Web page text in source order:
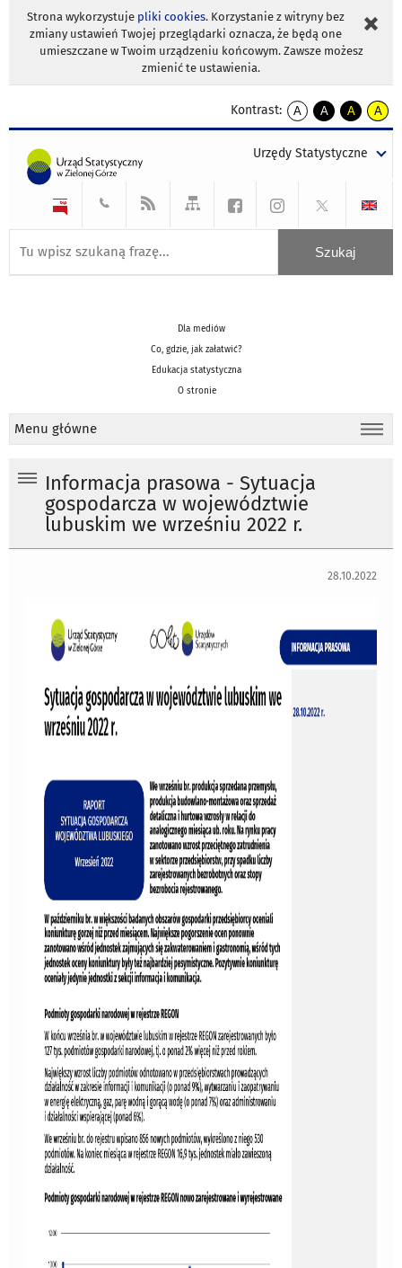
Strona wykorzystuje pliki cookies. Korzystanie z witryny bez
zmiany ustawień Twojej przeglądarki oznacza, że będą one
umieszczane w Twoim urządzeniu końcowym. Zawsze możesz
zmienić te ustawienia.
Kontrast:
A
kontrast
A
kontrast
tekst
czarnym
A
kontrast
tekst
czarnym
A
tekst
żółtym
Urzędy Statystyczne
Dla mediów
Co, gdzie, jak załatwić?
Edukacja statystyczna
O stronie
Menu główne
Informacja prasowa - Sytuacja
gospodarcza w województwie
lubuskim we wrześniu 2022 r.
28.10.2022